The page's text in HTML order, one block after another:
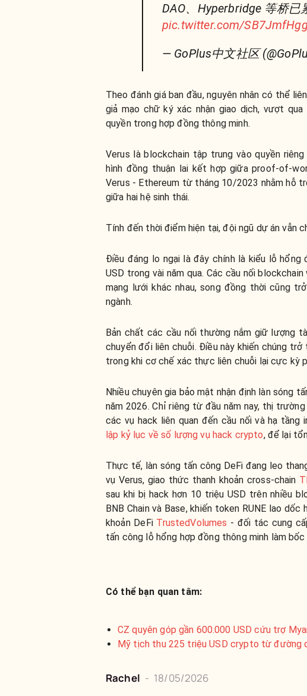
DAO、Hyperbridge 等桥
pic.twitter.com/
— GoPlus中文社区
Theo đánh giá ban đầu, nguyên nhân có thể
giả mạo chữ ký xác nhận giao dịch, vượt
quyền trong hợp đồng thông minh.
Verus là blockchain tập trung vào quyền
hình đồng thuận lai kết hợp giữa proof-of-
Verus - Ethereum từ tháng 10/2023 nhằm hỗ
giữa hai hệ sinh thái.
Tính đến thời điểm hiện tại, đội ngũ dự án vẫn
Điều đáng lo ngại là đây chính là kiểu lỗ hổng
USD trong vài năm qua. Các cầu nối
mạng lưới khác nhau, song đồng thời cũng
ngành.
Bản chất các cầu nối thường nắm giữ lượng
chuyển đổi liên chuỗi. Điều này khiến chúng
trong khi cơ chế xác thực liên chuỗi lại cực kỳ
Nhiều chuyên gia bảo mật nhận định làn sóng
năm 2026. Chỉ riêng từ đầu năm nay, thị
các vụ hack liên quan đến cầu nối và hạ
lập kỷ lục về số lượng vụ hack crypto, để lại
Thực tế, làn sóng tấn công DeFi đang leo
vụ Verus, giao thức thanh khoản cross-chain
sau khi bị hack hơn 10 triệu USD trên nhiều
BNB Chain và Base, khiến token RUNE lao
khoản DeFi TrustedVolumes - đối tác cung
tấn công lỗ hổng hợp đồng thông minh làm bốc
Có thể bạn quan tâm:
CZ quyên góp gần 600.000 USD cứu trợ
Mỹ tịch thu 225 triệu USD crypto từ đường
Rachel - 18/05/2026